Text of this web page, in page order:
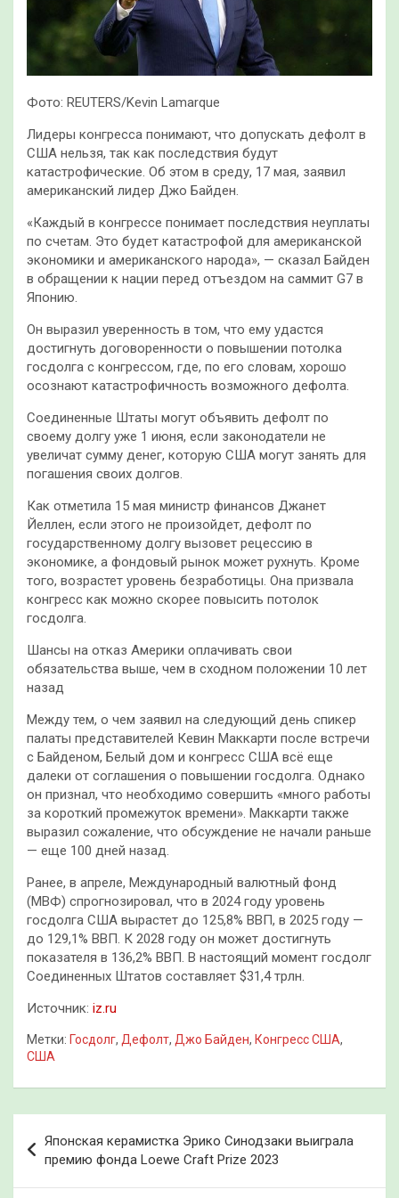
Фото: REUTERS/Kevin Lamarque
Лидеры конгресса понимают, что допускать дефолт в
США нельзя, так как последствия будут
катастрофические. Об этом в среду, 17 мая, заявил
американский лидер Джо Байден.
«Каждый в конгрессе понимает последствия неуплаты
по счетам. Это будет катастрофой для американской
экономики и американского народа», — сказал Байден
в обращении к нации перед отъездом на саммит G7 в
Японию.
Он выразил уверенность в том, что ему удастся
достигнуть договоренности о повышении потолка
госдолга с конгрессом, где, по его словам, хорошо
осознают катастрофичность возможного дефолта.
Соединенные Штаты могут объявить дефолт по
своему долгу уже 1 июня, если законодатели не
увеличат сумму денег, которую США могут занять для
погашения своих долгов.
Как отметила 15 мая министр финансов Джанет
Йеллен, если этого не произойдет, дефолт по
государственному долгу вызовет рецессию в
экономике, а фондовый рынок может рухнуть. Кроме
того, возрастет уровень безработицы. Она призвала
конгресс как можно скорее повысить потолок
госдолга.
Шансы на отказ Америки оплачивать свои
обязательства выше, чем в сходном положении 10 лет
назад
Между тем, о чем заявил на следующий день спикер
палаты представителей Кевин Маккарти после встречи
с Байденом, Белый дом и конгресс США всё еще
далеки от соглашения о повышении госдолга. Однако
он признал, что необходимо совершить «много работы
за короткий промежуток времени». Маккарти также
выразил сожаление, что обсуждение не начали раньше
— еще 100 дней назад.
Ранее, в апреле, Международный валютный фонд
(МВФ) спрогнозировал, что в 2024 году уровень
госдолга США вырастет до 125,8% ВВП, в 2025 году —
до 129,1% ВВП. К 2028 году он может достигнуть
показателя в 136,2% ВВП. В настоящий момент госдолг
Соединенных Штатов составляет $31,4 трлн.
Источник: iz.ru
Метки: Госдолг, Дефолт, Джо Байден, Конгресс США,
США
по
записям
Японская керамистка Эрико Синодзаки выиграла
премию фонда Loewe Craft Prize 2023